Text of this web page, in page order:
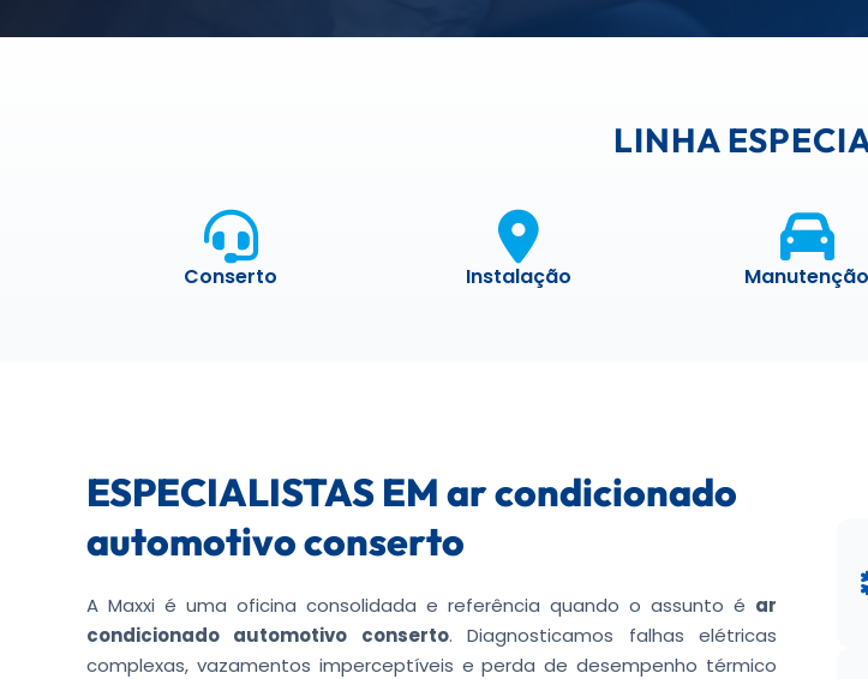
LINHA
Conserto Instalação Manutenção
ESPECIALISTAS EM ar condicionado
automotivo conserto
A Maxxi é uma oficina consolidada e referência quando o assunto é ar
condicionado automotivo conserto. Diagnosticamos falhas elétricas
complexas, vazamentos imperceptíveis e perda de desempenho térmico